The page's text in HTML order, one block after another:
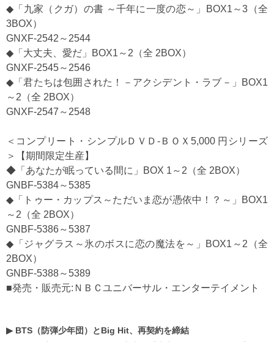
◆「九家（クガ）の書 ～千年に一度の恋～」BOX1～3（全
3BOX）
GNXF-2542～2544
◆「大丈夫、愛だ」BOX1～2（全 2BOX）
GNXF-2545～2546
◆「君たちは包囲された！－アクシデント・ラブ－」BOX1
～2（全 2BOX）
GNXF-2547～2548
＜コンプリート・シンプルＤＶＤ‐ＢＯＸ5,000 円シリーズ
＞【期間限定生産】
◆「あなたが眠っている間に」BOX 1～2（全 2BOX）
GNBF-5384～5385
◆「トゥー・カップス～ただいま恋が憑依中！？～」BOX1
～2（全 2BOX）
GNBF-5386～5387
◆「ジャグラス～氷のボスに恋の魔法を～」BOX1～2（全
2BOX）
GNBF-5388～5389
■発売・販売元:ＮＢＣユニバーサル・エンターテイメント
▶ BTS（防弾少年団）とBig Hit、再契約を締結